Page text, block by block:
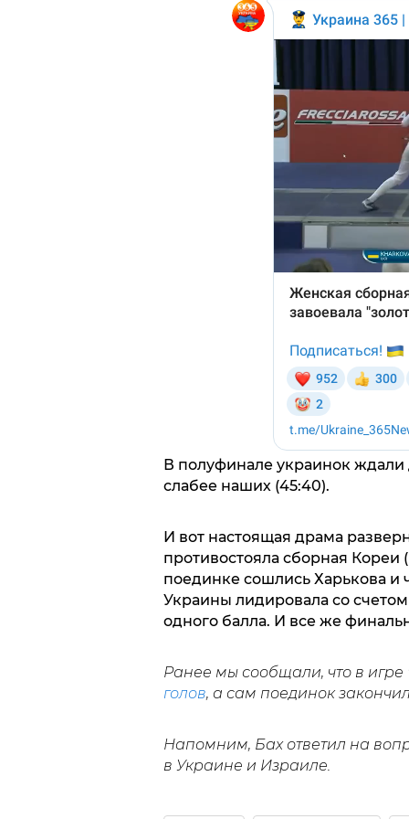
В полуфинале украинок ждали
слабее наших (45:40).
И вот настоящая драма
противостояла сборная
поединке сошлись Харькова и
Украины лидировала со
одного балла. И все же
Ранее мы сообщали, что в
голов, а сам поединок
Напомним, Бах ответил на
в Украине и Израиле.